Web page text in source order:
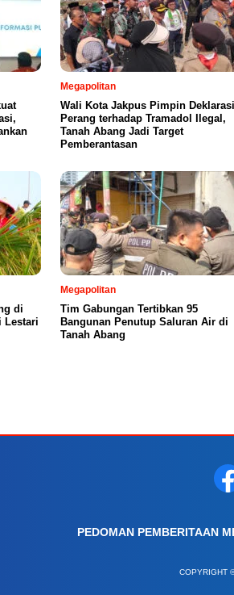
Megapolitan
Wali Kota Jakpus Pimpin Deklarasi
Perang terhadap Tramadol Ilegal,
Tanah Abang Jadi Target
Pemberantasan
di
Lestari
Megapolitan
Tim Gabungan Tertibkan 95
Bangunan Penutup Saluran Air di
Tanah Abang
PEDOMAN PEMBERITAAN
COPYRIGHT